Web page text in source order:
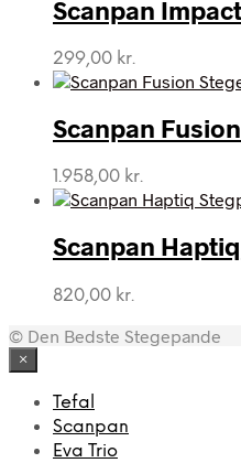
Scanpan
299,00 kr.
Scanpan
1.958,00 kr.
Scanpan
820,00 kr.
© Den Bedste Stegepande
×
Tefal
Scanpan
Eva Trio